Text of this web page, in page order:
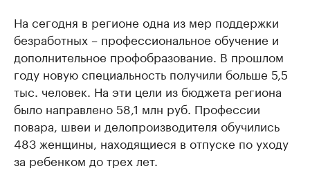
На сегодня в регионе одна из мер поддержки
безработных – профессиональное обучение и
дополнительное профобразование. В прошлом
году новую специальность получили больше 5,5
тыс. человек. На эти цели из бюджета региона
было направлено 58,1 млн руб. Профессии
повара, швеи и делопроизводителя обучились
483 женщины, находящиеся в отпуске по уходу
за ребенком до трех лет.